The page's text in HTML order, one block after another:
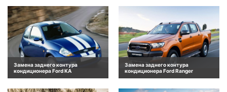
Замена заднего контура
кондиционера Ford KA
Замена заднего контура
кондиционера Ford Ranger